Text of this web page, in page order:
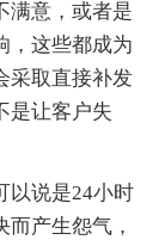
满意，或者是
，这些都成为
采取直接补发
是让客户失
以说是24小时
产生怨气，